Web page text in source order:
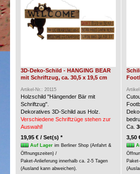
3D-Deko-Schild - HANGING BEAR
mit Schriftzug, ca. 30,5 x 19,5 cm
Artikel-Nr.: 20115
Holzschild "Hängender Bär mit
Schriftzug".
Dekoratives 3D-Schild aus Holz.
Verschiedene Schriftzüge stehen zur
Auswahl!
19,95 € / Set(s) *
Auf Lagerim Berliner Shop (Anfahrt &
Öffnungszeiten) /
Paket-Anlieferung innerhalb ca. 2-5 Tagen
(Ausland kann abweichen).
Ca.
3,50